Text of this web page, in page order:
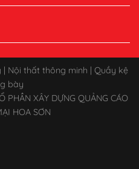
Nội thất thông minh | Quầy kệ
bày
PHẦN XÂY DỰNG QUẢNG CÁO
HOA SƠN